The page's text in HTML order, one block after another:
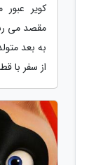
کویر
مقصد می
به بعد
از سفر با